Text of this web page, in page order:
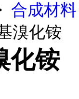
合成材料
溴化铵
化铵